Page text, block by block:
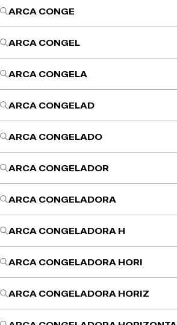
ARCA CONGE
ARCA CONGEL
ARCA CONGELA
ARCA CONGELAD
ARCA CONGELADO
ARCA CONGELADOR
ARCA CONGELADORA
ARCA CONGELADORA H
ARCA CONGELADORA HORI
ARCA CONGELADORA HORIZ